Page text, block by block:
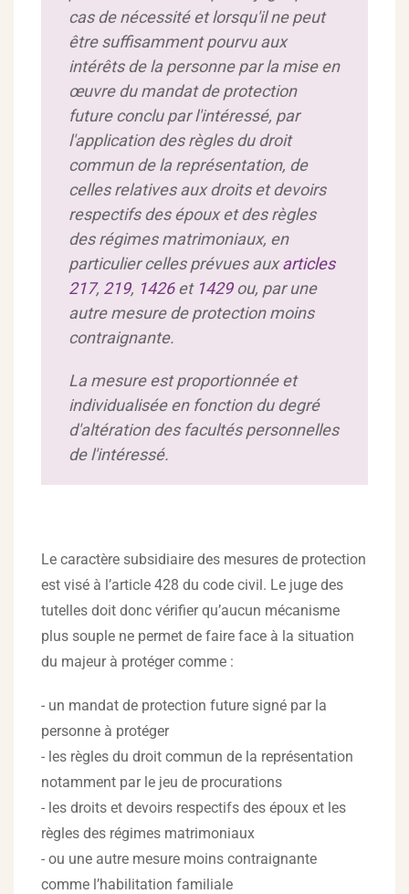
cas de nécessité et lorsqu'il ne peut
être suffisamment pourvu aux
intérêts de la personne par la mise en
œuvre du mandat de protection
future conclu par l'intéressé, par
l'application des règles du droit
commun de la représentation, de
celles relatives aux droits et devoirs
respectifs des époux et des règles
des régimes matrimoniaux, en
particulier celles prévues auxarticles
217, 219, 1426et 1429ou, par une
autre mesure de protection moins
contraignante.
La mesure est proportionnée et
individualisée en fonction du degré
d'altération des facultés personnelles
de l'intéressé.
Le caractère subsidiaire des mesures de protection
est visé à l’article 428 du code civil. Le juge des
tutelles doit donc vérifier qu’aucun mécanisme
plus souple ne permet de faire face à la situation
du majeur à protéger comme :
- un mandat de protection future signé par la
personne à protéger
- les règles du droit commun de la représentation
notamment par le jeu de procurations
- les droits et devoirs respectifs des époux et les
règles des régimes matrimoniaux
- ou une autre mesure moins contraignante
comme l’habilitation familiale